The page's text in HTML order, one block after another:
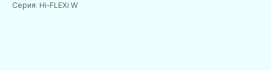
Серия: Hi-FLEXi W